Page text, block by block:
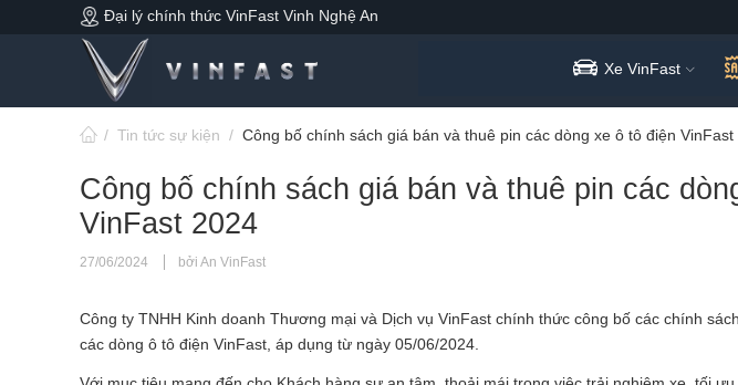
Đại lý chính thức VinFast Vinh Nghệ An
Xe VinFast
/ Tin tức sự kiện / Công bố chính sách giá bán và thuê pin các dòng xe ô tô điện VinFast
Công bố chính sách giá bán và thuê pin các
VinFast 2024
27/06/2024 bởi An VinFast
Công ty TNHH Kinh doanh Thương mại và Dịch vụ VinFast chính thức công bố các chính
các dòng ô tô điện VinFast, áp dụng từ ngày 05/06/2024.